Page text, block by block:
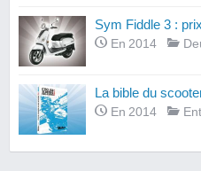
Sym Fiddle 3 :
En 2014
La bible du
En 2014